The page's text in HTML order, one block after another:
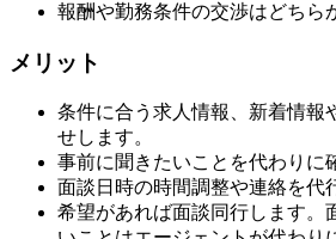
報酬や勤務条件の交渉はどちら
メリット
条件に合う求人情報、新着情報
せします。
事前に聞きたいことを代わりに
面談日時の時間調整や連絡を代
希望があれば面談同行します。